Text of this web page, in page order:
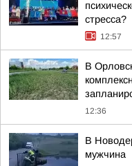
стресса?
12:57
В
12:36
В
мужчина